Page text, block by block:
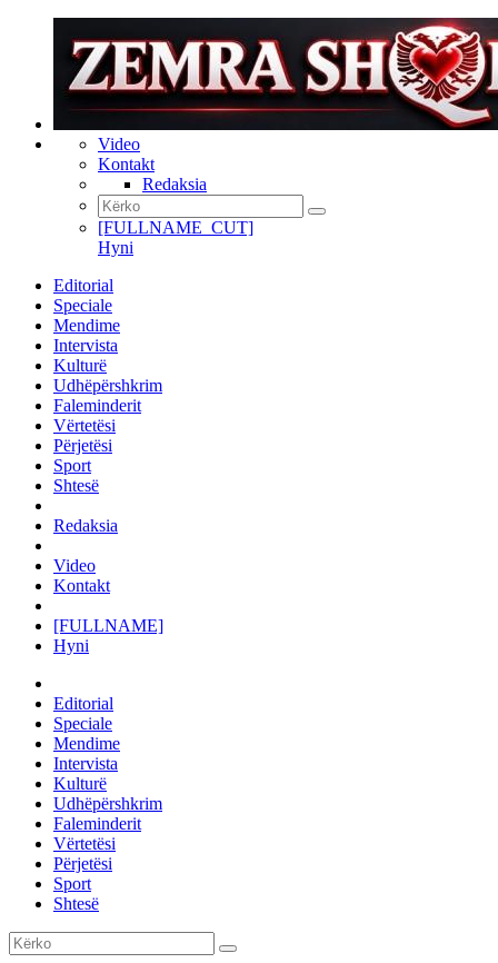
Video
Kontakt
Redaksia
[FULLNAME_CUT]
Hyni
Editorial
Speciale
Mendime
Intervista
Kulturë
Udhëpërshkrim
Faleminderit
Vërtetësi
Përjetësi
Sport
Shtesë
Redaksia
Video
Kontakt
[FULLNAME]
Hyni
Editorial
Speciale
Mendime
Intervista
Kulturë
Udhëpërshkrim
Faleminderit
Vërtetësi
Përjetësi
Sport
Shtesë